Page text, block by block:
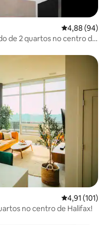
4,88 de uma
4,88 (94)
de 2 quartos no centro da
hóspedes
4,91 de uma
4,91 (101)
no centro de Halifax!